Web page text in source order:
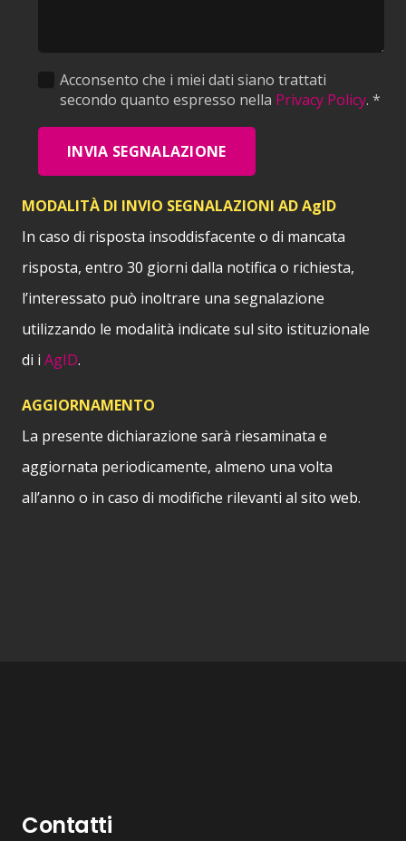
Acconsento che i miei dati siano trattati
secondo quanto espresso nella Privacy Policy. *
INVIA SEGNALAZIONE
MODALITÀ DI INVIO SEGNALAZIONI AD AgID
In caso di risposta insoddisfacente o di mancata
risposta, entro 30 giorni dalla notifica o richiesta,
l’interessato può inoltrare una segnalazione
utilizzando le modalità indicate sul sito istituzionale
di i AgID.
AGGIORNAMENTO
La presente dichiarazione sarà riesaminata e
aggiornata periodicamente, almeno una volta
all’anno o in caso di modifiche rilevanti al sito web.
Contatti